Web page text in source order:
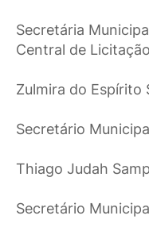
Secretária
Central de
Zulmira do Espírito
Secretário
Thiago Judah
Secretário